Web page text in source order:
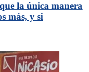
la única manera
más, y si